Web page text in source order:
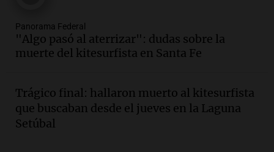
edificios y proyecta una casa del
estudiante con 48 municipios
involucrados
Episodios
Audio.1° gol de Rosario Central a
Aldosivi (Zalazar en contra) - relato
Gato Greco
Panorama Federal
"Algo pasó al aterrizar": dudas sobre la
muerte del kitesurfista en Santa Fe
Trágico final: hallaron muerto al kitesurfista
que buscaban desde el jueves en la Laguna
Setúbal